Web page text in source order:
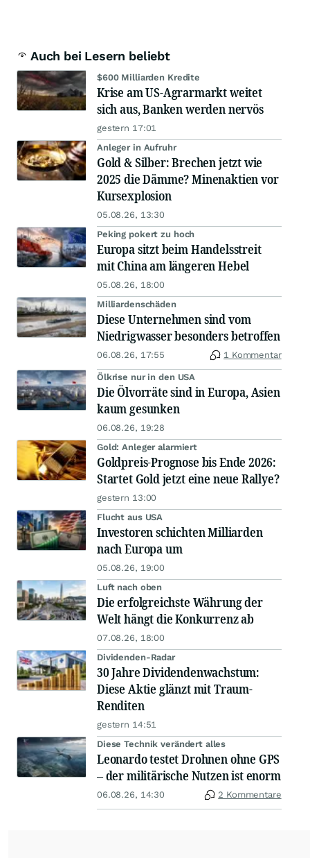
Auch bei Lesern beliebt
$600 Milliarden Kredite
Krise am US-Agrarmarkt weitet
sich aus, Banken werden nervös
gestern 17:01
Anleger in Aufruhr
Gold & Silber: Brechen jetzt wie
2025 die Dämme? Minenaktien vor
Kursexplosion
05.08.26, 13:30
Peking pokert zu hoch
Europa sitzt beim Handelsstreit
mit China am längeren Hebel
05.08.26, 18:00
Milliardenschäden
Diese Unternehmen sind vom
Niedrigwasser besonders betroffen
06.08.26, 17:55 1 Kommentar
Ölkrise nur in den USA
Die Ölvorräte sind in Europa, Asien
kaum gesunken
06.08.26, 19:28
Gold: Anleger alarmiert
Goldpreis-Prognose bis Ende 2026:
Startet Gold jetzt eine neue Rallye?
gestern 13:00
Flucht aus USA
Investoren schichten Milliarden
nach Europa um
05.08.26, 19:00
Luft nach oben
Die erfolgreichste Währung der
Welt hängt die Konkurrenz ab
07.08.26, 18:00
Dividenden-Radar
30 Jahre Dividendenwachstum:
Diese Aktie glänzt mit Traum-
Renditen
gestern 14:51
Diese Technik verändert alles
Leonardo testet Drohnen ohne GPS
– der militärische Nutzen ist enorm
06.08.26, 14:30 2 Kommentare